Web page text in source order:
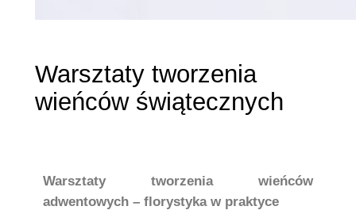
Warsztaty tworzenia
wieńców świątecznych
Warsztaty tworzenia wieńców
adwentowych – florystyka w praktyce